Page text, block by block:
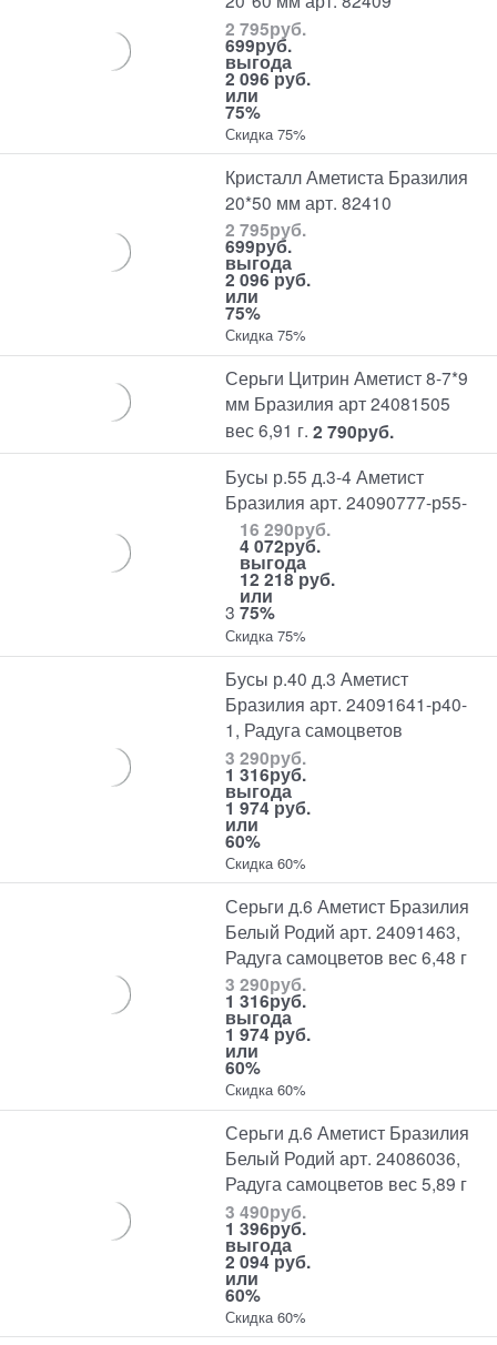
2 795руб.
699руб.
выгода
2 096 руб.
или
75%
Скидка 75%
Кристалл Аметиста Бразилия
20*50 мм арт. 82410
2 795руб.
699руб.
выгода
2 096 руб.
или
75%
Скидка 75%
Серьги Цитрин Аметист 8-7*9
мм Бразилия арт 24081505
вес 6,91 г. 2 790руб.
Бусы р.55 д.3-4 Аметист
Бразилия арт. 24090777-р55-
3
16 290руб.
4 072руб.
выгода
12 218 руб.
или
75%
Скидка 75%
Бусы р.40 д.3 Аметист
Бразилия арт. 24091641-р40-
1, Радуга самоцветов
3 290руб.
1 316руб.
выгода
1 974 руб.
или
60%
Скидка 60%
Серьги д.6 Аметист Бразилия
Белый Родий арт. 24091463,
Радуга самоцветов вес 6,48 г
3 290руб.
1 316руб.
выгода
1 974 руб.
или
60%
Скидка 60%
Серьги д.6 Аметист Бразилия
Белый Родий арт. 24086036,
Радуга самоцветов вес 5,89 г
3 490руб.
1 396руб.
выгода
2 094 руб.
или
60%
Скидка 60%